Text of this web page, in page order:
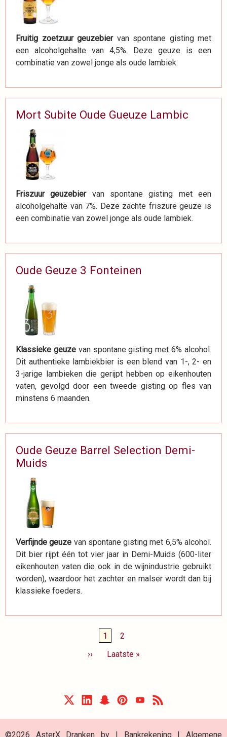
Fruitig zoetzuur geuzebiervan spontane gisting met
een alcoholgehalte van 4,5%. Deze geuze is een
combinatie van zowel jonge als oude lambiek.
Mort Subite Oude Gueuze Lambic
Friszuur geuzebiervan spontane gisting met een
alcoholgehalte van 7%. Deze zachte friszure geuze is
een combinatie van zowel jonge als oude lambiek.
Oude Geuze 3 Fonteinen
Klassieke geuzevan spontane gisting met 6% alcohol.
Dit authentieke lambiekbier is een blend van 1-, 2- en
3-jarige lambieken die gerijpt hebben op eikenhouten
vaten, gevolgd door een tweede gisting op fles van
minstens 6 maanden.
Oude Geuze Barrel Selection Demi-
Muids
Verfijnde geuze van spontane gisting met 6,5% alcohol.
Dit bier rijpt één tot vier jaar in Demi-Muids (600-liter
eikenhouten vaten die ook in de wijnindustrie gebruikt
worden), waardoor het zachter en malser wordt dan bij
klassieke foeders.
Huidige
1 Page
2
Volgende
››
Laatste
Laatste »
©2026 AsterX Dranken bv | Bankrekening|Algemene